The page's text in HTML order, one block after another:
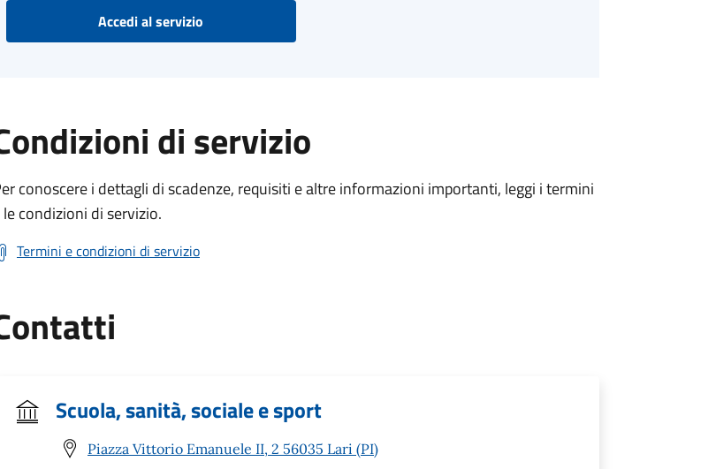
Accedi al servizio
di servizio
conoscere i dettagli di scadenze, requisiti e altre informazioni importanti, leggi i termini
le condizioni di servizio.
Termini e condizioni di servizio
Scuola, sanità, sociale e sport
Piazza Vittorio Emanuele II, 2 56035 Lari (PI)